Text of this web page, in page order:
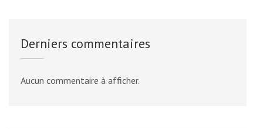
Derniers commentaires
Aucun commentaire à afficher.